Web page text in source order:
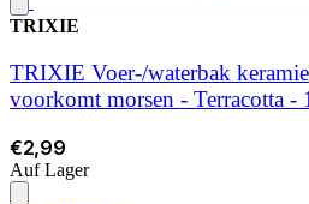
TRIXIE
TRIXIE Voer-/waterbak
voorkomt morsen - Terracotta -
€2,99
Auf Lager